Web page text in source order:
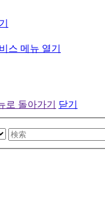
스 메뉴 열기
로 돌아가기
닫기